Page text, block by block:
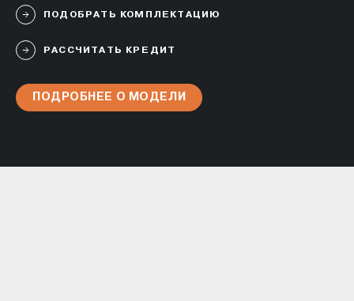
ПОДОБРАТЬ КОМПЛЕКТАЦИЮ
РАССЧИТАТЬ КРЕДИТ
ПОДРОБНЕЕ О МОДЕЛИ